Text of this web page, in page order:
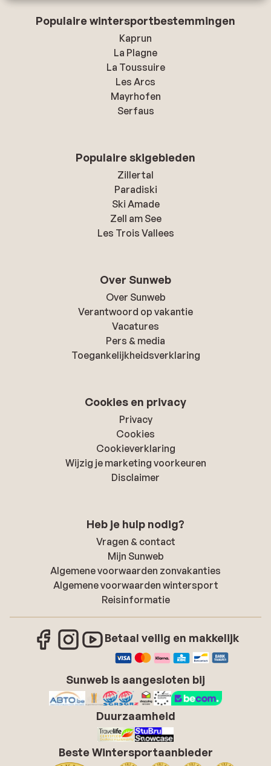
Populaire wintersportbestemmingen
Kaprun
La Plagne
La Toussuire
Les Arcs
Mayrhofen
Serfaus
Populaire skigebieden
Zillertal
Paradiski
Ski Amade
Zell am See
Les Trois Vallees
Over Sunweb
Over Sunweb
Verantwoord op vakantie
Vacatures
Pers & media
Toegankelijkheidsverklaring
Cookies en privacy
Privacy
Cookies
Cookieverklaring
Wijzig je marketing voorkeuren
Disclaimer
Heb je hulp nodig?
Vragen & contact
Mijn Sunweb
Algemene voorwaarden zonvakanties
Algemene voorwaarden wintersport
Reisinformatie
Betaal veilig en makkelijk
Sunweb is aangesloten bij
Duurzaamheid
Beste Wintersportaanbieder